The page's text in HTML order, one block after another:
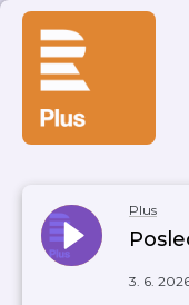
Plus
3. 6.